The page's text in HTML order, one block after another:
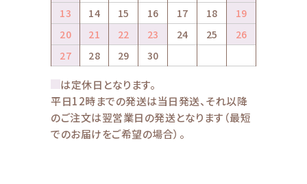
13
14 15 16 17 18
19
20
21 22 23 24 25
26
27
28 29 30
は定休日となります。
平日12時までの発送は当日発送、それ以降
のご注文は翌営業日の発送となります（最短
でのお届けをご希望の場合）。